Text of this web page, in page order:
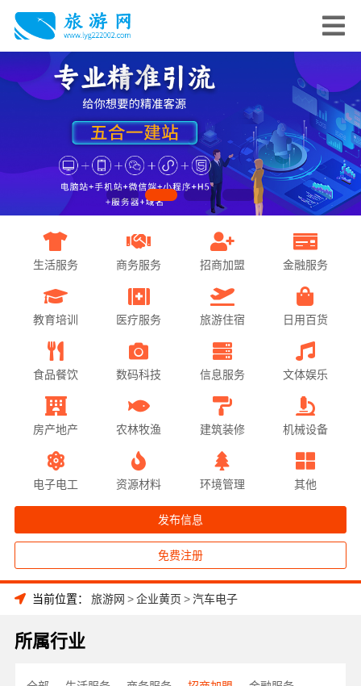
生活服务 商务服务 招商加盟 金融服务
教育培训 医疗服务 旅游住宿 日用百货
食品餐饮 数码科技 信息服务 文体娱乐
房产地产 农林牧渔 建筑装修 机械设备
电子电工 资源材料 环境管理 其他
发布信息
免费注册
当前位置： 旅游网 >企业黄页 >汽车电子
所属行业